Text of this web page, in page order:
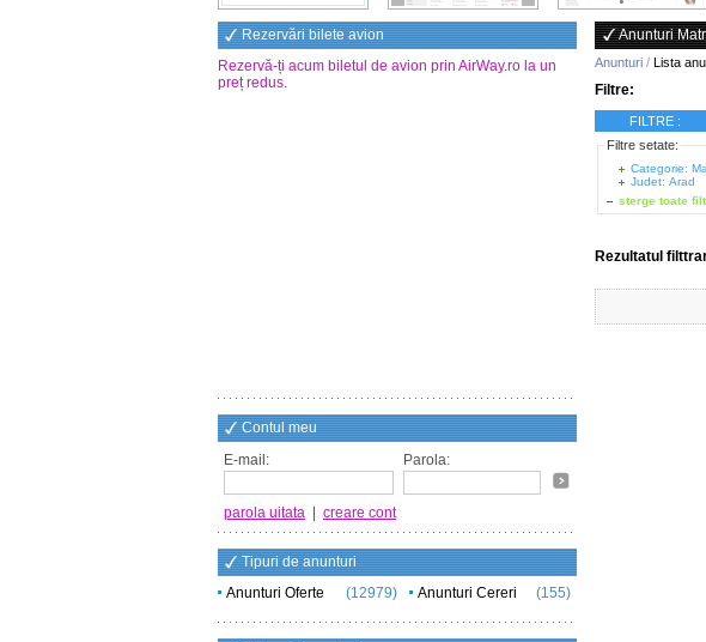
Rezervări bilete avion
Rezervă-ți acum biletul de avion prin AirWay.ro la un
preț redus.
Contul meu
E-mail:
Parola:
parola uitata creare cont
Tipuri de anunturi
Anunturi Oferte
(12979) Anunturi Cereri (155)
Anunturi
Anunturi / Lista
Filtre:
FILTRE :
Filtre setate:
Categorie:
Judet: Arad
sterge toate
Rezultatul